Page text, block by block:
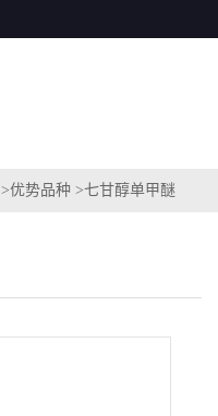
>优势品种 >七甘醇单甲醚